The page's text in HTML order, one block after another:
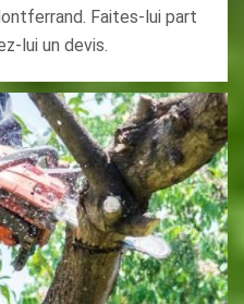
Faites-lui part
lui un devis.